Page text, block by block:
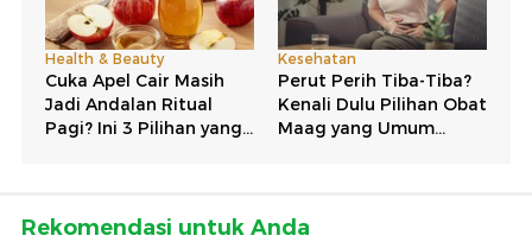
Rekomendasi untuk Anda